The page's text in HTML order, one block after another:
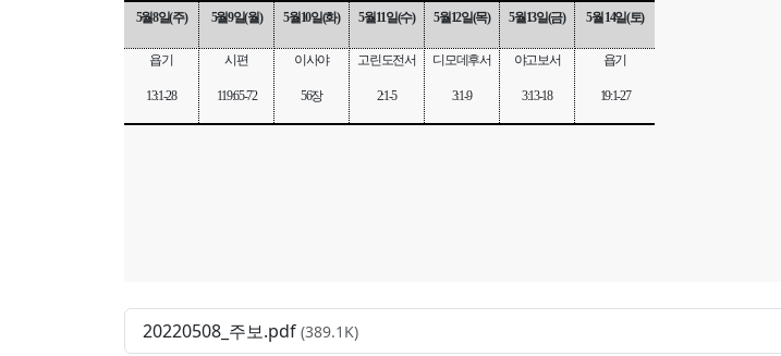
5월8일(주) 5월9일(월) 5월10일(화) 5월11일(수) 5월12일(목) 5월13일(금) 5월14일(토)
욥기
13:1-28
시편
119:65-72
이사야
56장
고린도전서
2:1-5
디모데후서
3:1-9
야고보서
3:13-18
욥기
19:1-27
20220508_주보.pdf (389.1K)